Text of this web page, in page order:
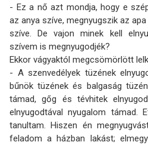
- Ez a nő azt mondja, hogy e
az anya szíve, megnyugszik az
szíve. De vajon minek kell
szívem is megnyugodjék?
Ekkor vágyaktól megcsömörlött
- A szenvedélyek tüzének
bűnök tüzének és balgaság
támad, gőg és tévhitek
elnyugodtával nyugalom
tanultam. Hiszen én
feladom a házban lakást;